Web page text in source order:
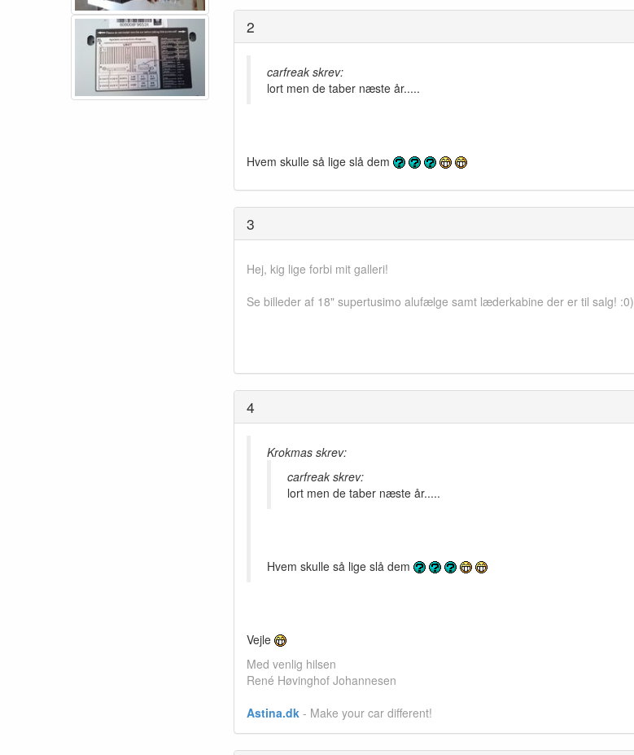
2
carfreak skrev:
lort men de taber næste år.....
Hvem skulle så lige slå dem
3
Hej, kig lige forbi mit galleri!
Se billeder af 18" supertusimo alufælge samt læderkabine der er til salg! :0)
4
Krokmas skrev:
carfreak skrev:
lort men de taber næste år.....
Hvem skulle så lige slå dem
Vejle
Med venlig hilsen
René Høvinghof Johannesen
Astina.dk - Make your car different!